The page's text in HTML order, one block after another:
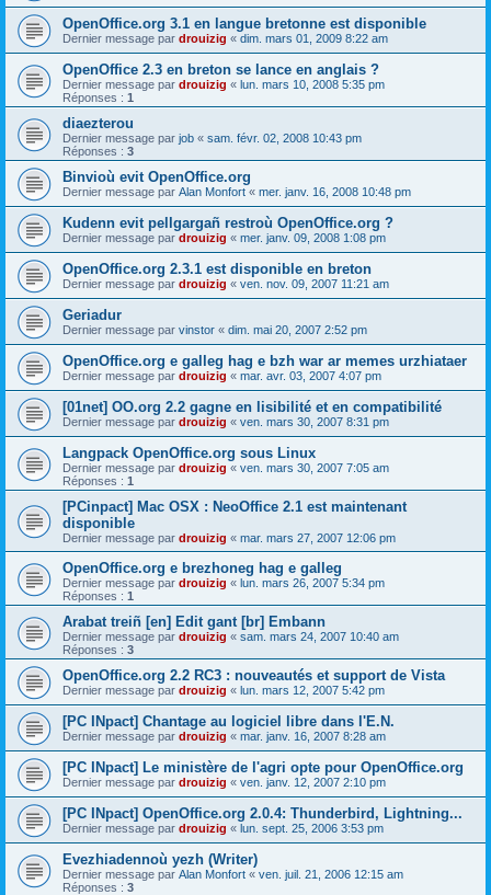
OpenOffice.org 3.1 en langue bretonne est disponible
Dernier message par drouizig « dim. mars 01, 2009 8:22 am
OpenOffice 2.3 en breton se lance en anglais ?
Dernier message par drouizig « lun. mars 10, 2008 5:35 pm
Réponses : 1
diaezterou
Dernier message par job « sam. févr. 02, 2008 10:43 pm
Réponses : 3
Binvioù evit OpenOffice.org
Dernier message par Alan Monfort « mer. janv. 16, 2008 10:48 pm
Kudenn evit pellgargañ restroù OpenOffice.org ?
Dernier message par drouizig « mer. janv. 09, 2008 1:08 pm
OpenOffice.org 2.3.1 est disponible en breton
Dernier message par drouizig « ven. nov. 09, 2007 11:21 am
Geriadur
Dernier message par vinstor « dim. mai 20, 2007 2:52 pm
OpenOffice.org e galleg hag e bzh war ar memes urzhiataer
Dernier message par drouizig « mar. avr. 03, 2007 4:07 pm
[01net] OO.org 2.2 gagne en lisibilité et en compatibilité
Dernier message par drouizig « ven. mars 30, 2007 8:31 pm
Langpack OpenOffice.org sous Linux
Dernier message par drouizig « ven. mars 30, 2007 7:05 am
Réponses : 1
[PCinpact] Mac OSX : NeoOffice 2.1 est maintenant
disponible
Dernier message par drouizig « mar. mars 27, 2007 12:06 pm
OpenOffice.org e brezhoneg hag e galleg
Dernier message par drouizig « lun. mars 26, 2007 5:34 pm
Réponses : 1
Arabat treiñ [en] Edit gant [br] Embann
Dernier message par drouizig « sam. mars 24, 2007 10:40 am
Réponses : 3
OpenOffice.org 2.2 RC3 : nouveautés et support de Vista
Dernier message par drouizig « lun. mars 12, 2007 5:42 pm
[PC INpact] Chantage au logiciel libre dans l'E.N.
Dernier message par drouizig « mar. janv. 16, 2007 8:28 am
[PC INpact] Le ministère de l'agri opte pour OpenOffice.org
Dernier message par drouizig « ven. janv. 12, 2007 2:10 pm
[PC INpact] OpenOffice.org 2.0.4: Thunderbird, Lightning...
Dernier message par drouizig « lun. sept. 25, 2006 3:53 pm
Evezhiadennoù yezh (Writer)
Dernier message par Alan Monfort « ven. juil. 21, 2006 12:15 am
Réponses : 3